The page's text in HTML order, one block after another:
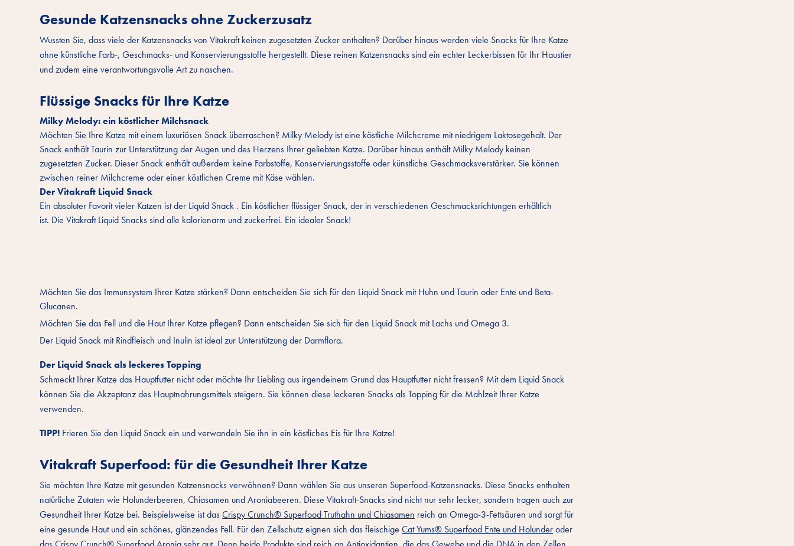
Gesunde Katzensnacks ohne Zuckerzusatz
Wussten Sie, dass viele der Katzensnacks von Vitakraft keinen zugesetzten Zucker enthalten? Darüber hinaus werden viele Snacks für Ihre Katze
ohne künstliche Farb-, Geschmacks- und Konservierungsstoffe hergestellt. Diese reinen Katzensnacks sind ein echter Leckerbissen für Ihr Haustier
und zudem eine verantwortungsvolle Art zu naschen.
Flüssige Snacks für Ihre Katze
Milky Melody: ein köstlicher Milchsnack
Möchten Sie Ihre Katze mit einem luxuriösen Snack überraschen? Milky Melody ist eine köstliche Milchcreme mit niedrigem Laktosegehalt. Der
Snack enthält Taurin zur Unterstützung der Augen und des Herzens Ihrer geliebten Katze. Darüber hinaus enthält Milky Melody keinen
zugesetzten Zucker. Dieser Snack enthält außerdem keine Farbstoffe, Konservierungsstoffe oder künstliche Geschmacksverstärker. Sie können
zwischen reiner Milchcreme oder einer köstlichen Creme mit Käse wählen.
Der Vitakraft Liquid Snack
Ein absoluter Favorit vieler Katzen ist der Liquid Snack . Ein köstlicher flüssiger Snack, der in verschiedenen Geschmacksrichtungen erhältlich
ist. Die Vitakraft Liquid Snacks sind alle kalorienarm und zuckerfrei. Ein idealer Snack!
Möchten Sie das Immunsystem Ihrer Katze stärken? Dann entscheiden Sie sich für den Liquid Snack mit Huhn und Taurin oder Ente und Beta-
Glucanen.
Möchten Sie das Fell und die Haut Ihrer Katze pflegen? Dann entscheiden Sie sich für den Liquid Snack mit Lachs und Omega 3.
Der Liquid Snack mit Rindfleisch und Inulin ist ideal zur Unterstützung der Darmflora.
Der Liquid Snack als leckeres Topping
Schmeckt Ihrer Katze das Hauptfutter nicht oder möchte Ihr Liebling aus irgendeinem Grund das Hauptfutter nicht fressen? Mit dem Liquid Snack
können Sie die Akzeptanz des Hauptnahrungsmittels steigern. Sie können diese leckeren Snacks als Topping für die Mahlzeit Ihrer Katze
verwenden.
TIPP! Frieren Sie den Liquid Snack ein und verwandeln Sie ihn in ein köstliches Eis für Ihre Katze!
Vitakraft Superfood: für die Gesundheit Ihrer Katze
Sie möchten Ihre Katze mit gesunden Katzensnacks verwöhnen? Dann wählen Sie aus unseren Superfood-Katzensnacks. Diese Snacks enthalten
natürliche Zutaten wie Holunderbeeren, Chiasamen und Aroniabeeren. Diese Vitakraft-Snacks sind nicht nur sehr lecker, sondern tragen auch zur
Gesundheit Ihrer Katze bei. Beispielsweise ist dasCrispy Crunch® Superfood Truthahn und Chiasamen reich an Omega-3-Fettsäuren und sorgt für
eine gesunde Haut und ein schönes, glänzendes Fell. Für den Zellschutz eignen sich das fleischigeCat Yums® Superfood Ente und Holunderoder